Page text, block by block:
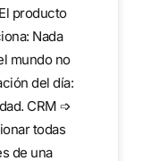
producto
Nada
mundo no
del día:
CRM ➩
todas
de una